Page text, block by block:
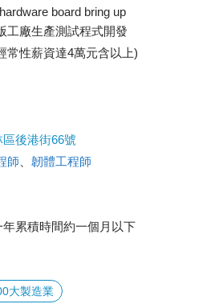
board bring up
工廠生產測試程式開發
常性薪資達4萬元含以上)
後港街66號
師
韌體工程師
年累積時間約一個月以下
大製造業